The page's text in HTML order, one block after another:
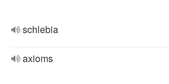
schlebia
axioms